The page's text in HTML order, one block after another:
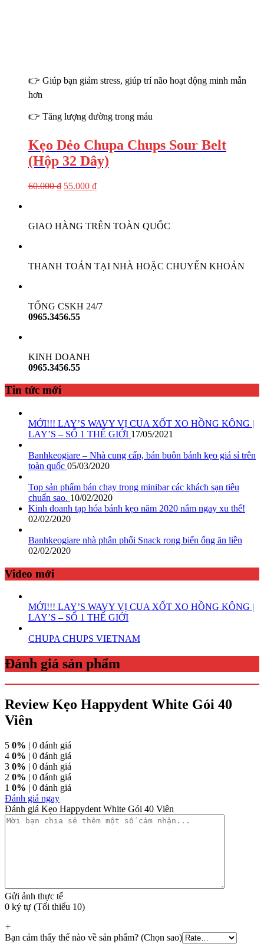
👉 Giúp bạn giảm stress, giúp trí não hoạt động minh mẫn
hơn
👉 Tăng lượng đường trong máu
Kẹo Dẻo Chupa Chups Sour Belt
(Hộp 32 Dây)
60.000₫ 55.000 ₫
GIAO HÀNG TRÊN TOÀN QUỐC
THANH TOÁN TẠI NHÀ HOẶC CHUYỂN KHOẢN
TỔNG CSKH 24/7
0965.3456.55
KINH DOANH
0965.3456.55
Tin tức mới
MỚI!!! LAY’S WAVY VỊ CUA XỐT XO HỒNG KÔNG |
LAY’S – SỐ 1 THẾ GIỚI 17/05/2021
Banhkeogiare – Nhà cung cấp, bán buôn bánh kẹo giá sỉ trên
toàn quốc 05/03/2020
Top sản phẩm bán chạy trong minibar các khách sạn tiêu
chuẩn sao. 10/02/2020
Kinh doanh tạp hóa bánh kẹo năm 2020 nắm ngay xu thế!
02/02/2020
Banhkeogiare nhà phân phối Snack rong biển ống ăn liền
02/02/2020
Video mới
MỚI!!! LAY’S WAVY VỊ CUA XỐT XO HỒNG KÔNG |
LAY’S – SỐ 1 THẾ GIỚI
CHUPA CHUPS VIETNAM
Đánh giá sản phẩm
Review Kẹo Happydent White Gói 40
Viên
5 0% | 0 đánh giá
4 0% | 0 đánh giá
3 0% | 0 đánh giá
2 0% | 0 đánh giá
1 0% | 0 đánh giá
Đánh giá ngay
Đánh giá Kẹo Happydent White Gói 40 Viên
Gửi ảnh thực tế
0 ký tự (Tối thiểu 10)
+
Bạn cảm thấy thế nào về sản phẩm? (Chọn sao)